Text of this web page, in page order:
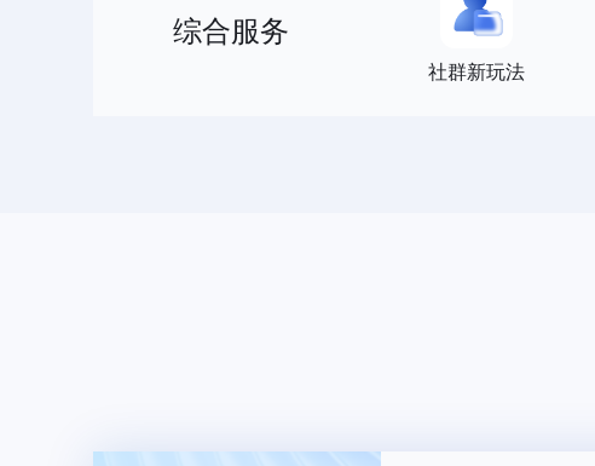
综合服务
社群新玩法